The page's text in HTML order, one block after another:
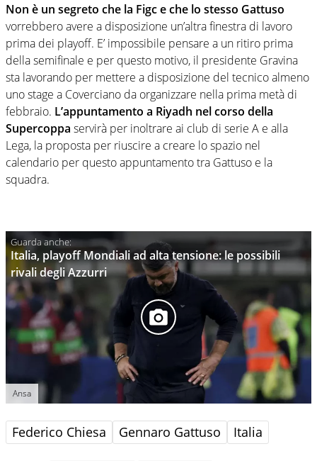
Non è un segreto che la Figc e che lo stesso Gattuso
vorrebbero avere a disposizione un’altra finestra di lavoro
prima dei playoff. E’ impossibile pensare a un ritiro prima
della semifinale e per questo motivo, il presidente Gravina
sta lavorando per mettere a disposizione del tecnico almeno
uno stage a Coverciano da organizzare nella prima metà di
febbraio. L’appuntamento a Riyadh nel corso della
Supercoppa servirà per inoltrare ai club di serie A e alla
Lega, la proposta per riuscire a creare lo spazio nel
calendario per questo appuntamento tra Gattuso e la
squadra.
Italia, playoff Mondiali ad alta tensione: le possibili
rivali degli Azzurri
Ansa
Federico Chiesa Gennaro Gattuso Italia